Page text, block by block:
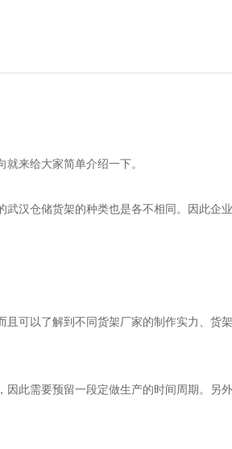
来给大家简单介绍一下。
汉仓储货架的种类也是各不相同。因此企
可以了解到不同货架厂家的制作实力、货
此需要预留一段定做生产的时间周期。另